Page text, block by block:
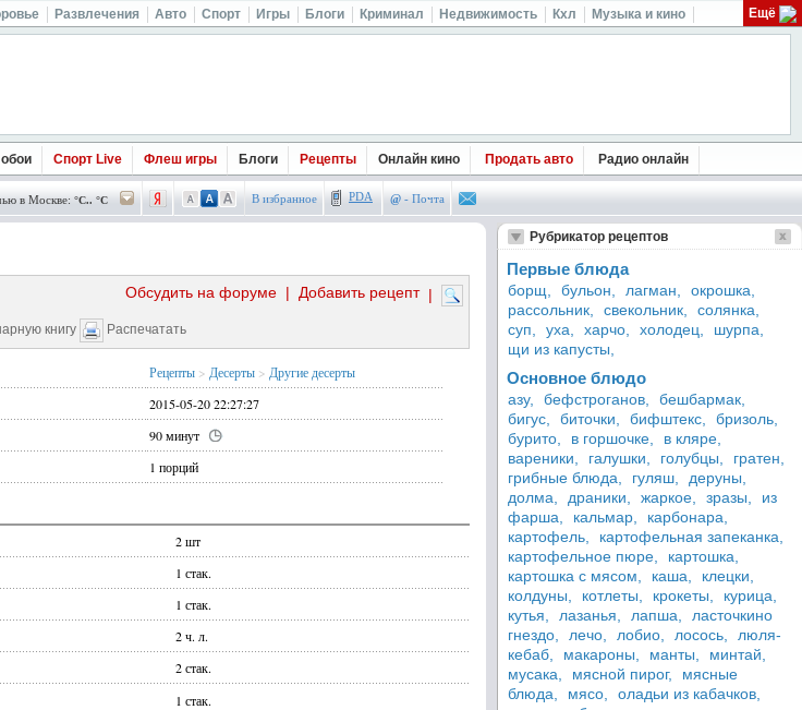
Развлечения Авто Спорт Игры Блоги Криминал Недвижимость Кхл Музыка и кино Ещё
Спорт Live Флеш игры Блоги Рецепты Онлайн кино Продать авто Радио онлайн
в Москве: °C.. °C В избранное PDA @ - Почта
|
Добавить рецепт
|
Обсудить на форуме
книгу Распечатать
Рецепты > Десерты > Другие десерты
2015-05-20 22:27:27
90 минут
1 порций
2 шт
1 стак.
1 стак.
2 ч. л.
2 стак.
1 стак.
Рубрикатор рецептов
Первые блюда
борщ, бульон, лагман,
окрошка,
рассольник,
свекольник,
солянка,
суп,
уха, харчо, холодец,
шурпа,
щи из капусты,
Основное блюдо
азу, бефстроганов,
бешбармак,
бигус,
биточки, бифштекс,
бризоль,
бурито,
в горшочке,
в кляре,
вареники,
галушки, голубцы,
гратен,
грибные блюда,
гуляш,
деруны,
долма,
драники, жаркое, зразы,
из
фарша,
кальмар,
карбонара,
картофель,
картофельная запеканка,
картофельное пюре,
картошка,
картошка с мясом,
каша,
клецки,
колдуны,
котлеты, крокеты,
курица,
кутья,
лазанья, лапша,
ласточкино
гнездо,
лечо, лобио, лосось,
люля-
кебаб,
макароны, манты,
минтай,
мусака,
мясной пирог,
мясные
блюда,
мясо,
оладьи из кабачков,